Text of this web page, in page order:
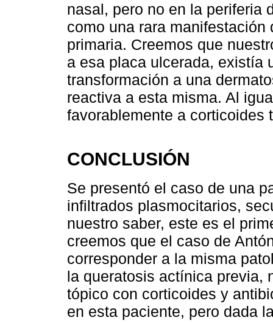
nasal, pero no en la periferia
como una rara
primaria. Creemos que
a esa placa ulcerada, existía
transformación a una
reactiva a esta misma. Al
favorablemente a corticoides
CONCLUSIÓN
Se presentó el caso de una
infiltrados plasmocitarios,
nuestro saber, este es el
creemos que el caso de
corresponder a la misma
la queratosis actínica previa,
tópico con corticoides y
en esta paciente, pero dada